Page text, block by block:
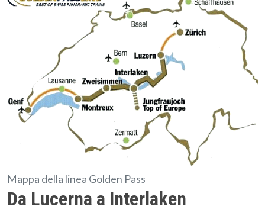
Mappa della linea Golden Pass
Da Lucerna a Interlaken